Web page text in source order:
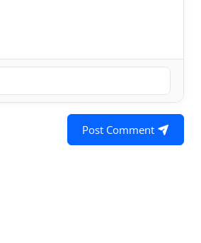
Post Comment